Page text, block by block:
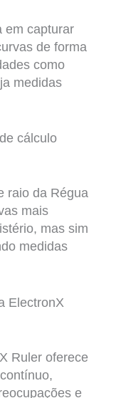
em capturar
de forma
como
medidas
cálculo
raio da Régua
mais
mas sim
medidas
ElectronX
Ruler oferece
e